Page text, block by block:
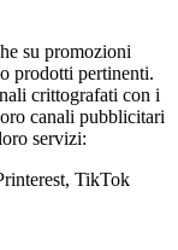
su promozioni
prodotti pertinenti.
crittografati con i
canali pubblicitari
servizi:
TikTok